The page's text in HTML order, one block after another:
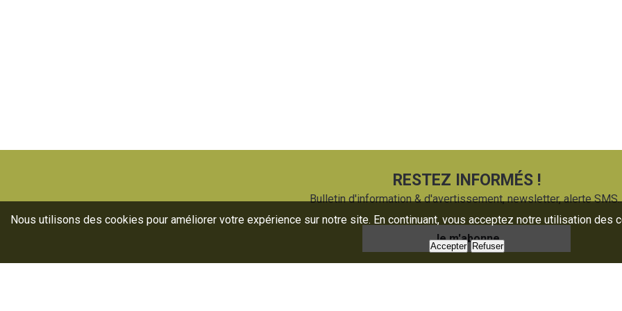
RESTEZ INFORMÉS !
Bulletin d'information & d'avertissement, newsletter, alerte
Je m'abonne
Nous utilisons des cookies pour améliorer votre expérience sur notre site. En continuant, vous acceptez notre utilisation des
Accepter Refuser